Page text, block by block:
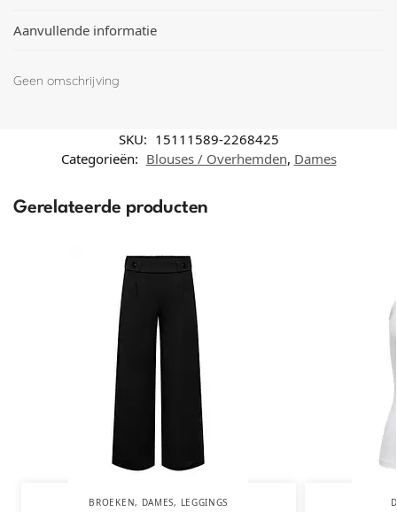
Aanvullende informatie
Geen omschrijving
SKU: 15111589-2268425
Categorieën: Blouses / Overhemden, Dames
Gerelateerde producten
BROEKEN, DAMES, LEGGINGS